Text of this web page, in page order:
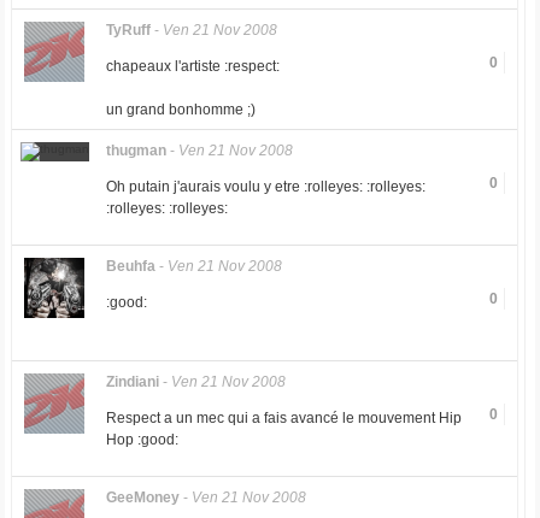
TyRuff- Ven 21 Nov 2008
0
chapeaux l'artiste :respect:
un grand bonhomme ;)
thugman- Ven 21 Nov 2008
0
Oh putain j'aurais voulu y etre :rolleyes: :rolleyes:
:rolleyes: :rolleyes:
Beuhfa- Ven 21 Nov 2008
0
:good:
Zindiani- Ven 21 Nov 2008
0
Respect a un mec qui a fais avancé le mouvement Hip
Hop :good:
GeeMoney- Ven 21 Nov 2008